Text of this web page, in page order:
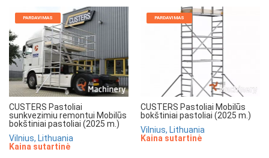
PARDAVIMAS
CUSTERS Pastoliai
sunkvezimiu remontui Mobilūs
bokštiniai pastoliai (2025 m.)
Vilnius, Lithuania
Kaina sutartinė
PARDAVIMAS
CUSTERS Pastoliai Mobilūs
bokštiniai pastoliai (2025 m.)
Vilnius, Lithuania
Kaina sutartinė